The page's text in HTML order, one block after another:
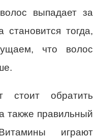
выпадает за
тогда,
что волос
обратить
также правильный
играют